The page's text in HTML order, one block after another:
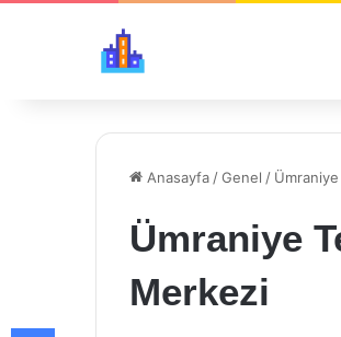
Anasayfa /Genel /
Ümraniye
Merkezi
Facebook